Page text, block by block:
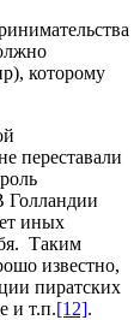
которому
переставали
Голландии
иных
Таким
известно,
пиратских
и т.п.[12].